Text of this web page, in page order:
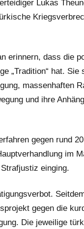
Lukas
erinnern, dass die
„Tradition“ hat.
massenhaften
und ihre
gegen rund
im
einging.
gegen die
Die jeweilige